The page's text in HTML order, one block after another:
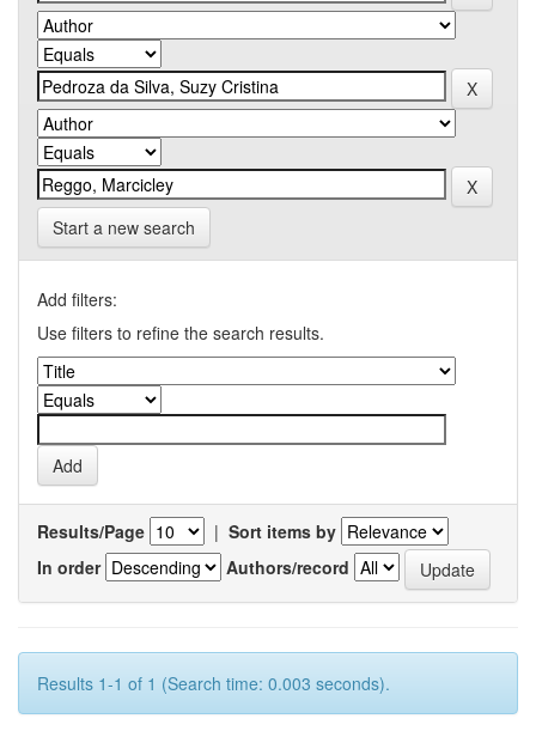
Start a new search
Add filters:
Use filters to refine the search results.
Results/Page | Sort items by
In order
Authors/record
Results 1-1 of 1 (Search time: 0.003 seconds).